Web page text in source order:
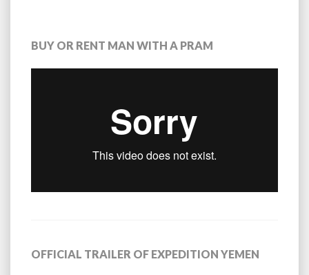
BUY OR RENT MAN WITH A PRAM
OFFICIAL TRAILER OF EXPEDITION YEMEN